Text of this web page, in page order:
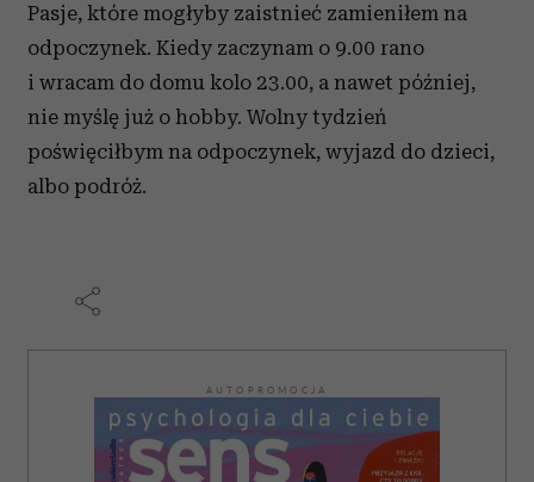
Pasje, które mogłyby zaistnieć zamieniłem na
odpoczynek. Kiedy zaczynam o 9.00 rano
i wracam do domu kolo 23.00, a nawet później,
nie myślę już o hobby. Wolny tydzień
poświęciłbym na odpoczynek, wyjazd do dzieci,
albo podróż.
AUTOPROMOCJA